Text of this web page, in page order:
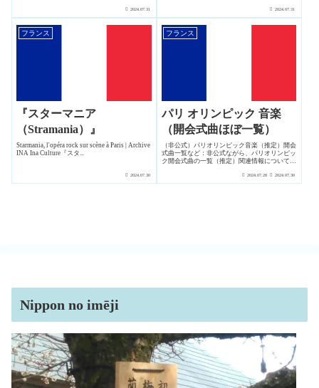
2024.07.31 2024.07.31
フランス
『スターマニア
（Stramania）』
Starmania, l'opéra rock sur scène à Paris | Archive
INA Ina Culture『スタ...
2024.07.30
フランス
パリ オリンピック 音楽
（開会式曲ほぼ一覧）
（非公式）パリオリンピック音楽（推定）開会
式曲一覧など：非公式ながら、パリオリンピッ
ク開会式曲の一覧（推定）関連情報について、
2024.07.28 2024.07.30
Nippon no imēji